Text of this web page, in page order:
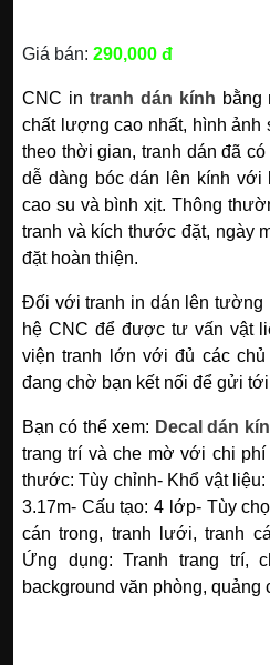
Giá bán: 290,000 đ
CNC in tranh dán kính bằng
chất lượng cao nhất, hình ảnh
theo thời gian, tranh dán đã
dễ dàng bóc dán lên kính
cao su và bình xịt. Thông
tranh và kích thước đặt, ngày
đặt hoàn thiện.
Đối với tranh in dán lên tường
hệ CNC để được tư vấn vật
viện tranh lớn với đủ các
đang chờ bạn kết nối để gửi
Bạn có thể xem: Decal dán
trang trí và che mờ với chi phí
thước: Tùy chỉnh- Khổ vật
3.17m- Cấu tạo: 4 lớp- Tùy
cán trong, tranh lưới, tranh
Ứng dụng: Tranh trang trí,
background văn phòng, quảng